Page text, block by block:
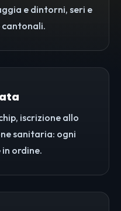
e dintorni, seri e
cantonali.
iscrizione allo
sanitaria: ogni
ordine.